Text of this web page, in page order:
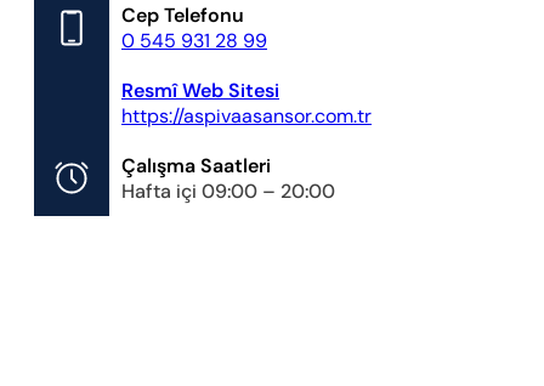
Cep Telefonu
0 545 931 28 99
Resmî Web Sitesi
https://aspivaasansor.com.tr
Çalışma Saatleri
Hafta içi 09:00 – 20:00